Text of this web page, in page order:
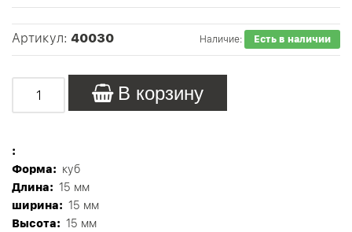
Артикул: 40030 Наличие: Есть в наличии
В корзину
:
Форма: куб
Длина: 15 мм
ширина: 15 мм
Высота: 15 мм